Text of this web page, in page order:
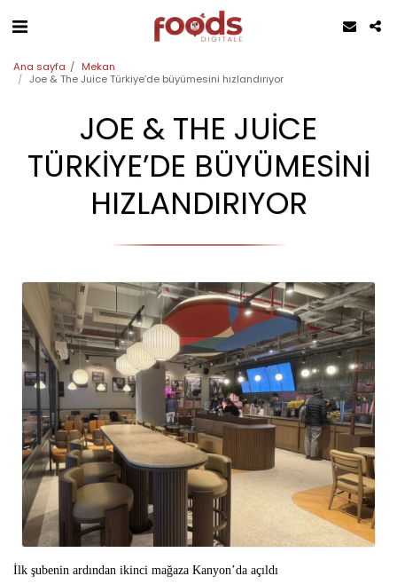
Ana sayfa
Mekan
Joe & The Juice Türkiye’de büyümesini hızlandırıyor
JOE & THE JUICE
TÜRKIYE’DE BÜYÜMESINI
HIZLANDIRIYOR
İlk şubenin ardından ikinci mağaza Kanyon’da açıldı